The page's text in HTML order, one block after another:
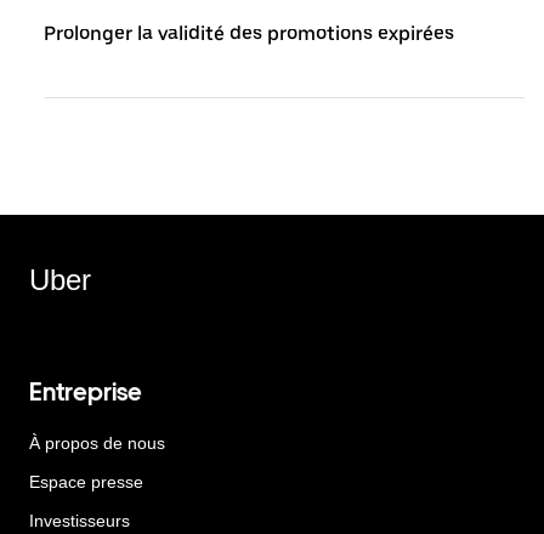
Prolonger la validité des promotions expirées
Uber
Entreprise
À propos de nous
Espace presse
Investisseurs